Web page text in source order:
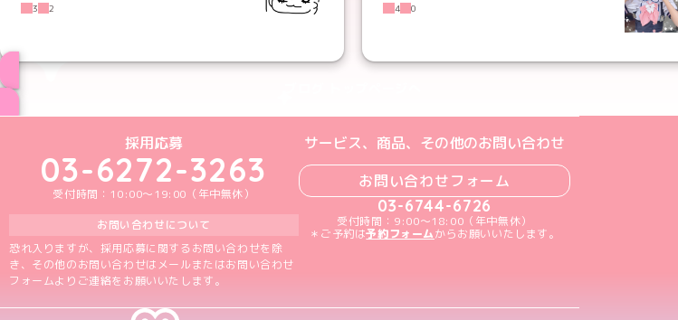
3
2
4
0
めいどりーみんTikTok公式アカウント
めいどりーみんX公式アカウント
めいどりーみんInstagram公式アカウント
めいどりーみんFacebook公式アカウント
めいどりーみんYouTube公式アカウント
採用応募
03-6272-3263
受付時間：10:00～19:00（年中無休）
お問い合わせについて
恐れ入りますが、採用応募に関するお問い合わせを除
き、その他のお問い合わせはメールまたはお問い合わせ
フォームよりご連絡をお願いいたします。
サービス、商品、その他のお問い合わせ
お問い合わせフォーム
03-6744-6726
受付時間：9:00～18:00（年中無休）
＊ご予約は予約フォームからお願いいたします。